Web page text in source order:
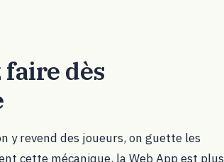
faire dès
y revend des joueurs, on guette les
cette mécanique, la Web App est plus